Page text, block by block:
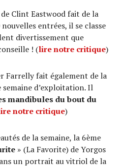
Clint Eastwood fait de la
entrées, il se classe
divertissement que
! (lire notre critique)
Farrelly fait également de la
d’exploitation. Il
mandibules du bout du
notre critique)
de la semaine, la 6ème
» (La Favorite) de Yorgos
un portrait au vitriol de la